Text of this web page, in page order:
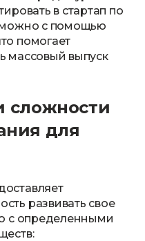
в стартап по
можно с помощью
помогает
массовый выпуск
сложности
для
развивать свое
с определенными